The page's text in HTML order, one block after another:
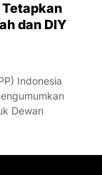
dan DIY
Indonesia
Dewan